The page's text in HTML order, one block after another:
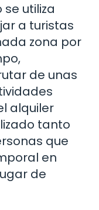
se utiliza
a turistas
zona por
de unas
alquiler
tanto
que
en
de